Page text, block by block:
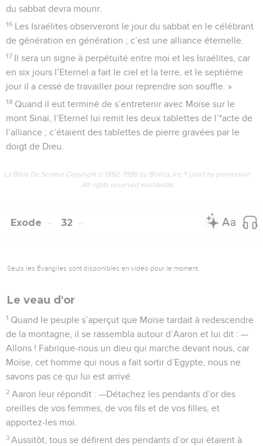
du sabbat devra mourir.
16 Les Israélites observeront le jour du sabbat en le célébrant
de génération en génération ; c’est une alliance éternelle.
17 Il sera un signe à perpétuité entre moi et les Israélites, car
en six jours l’Eternel a fait le ciel et la terre, et le septième
jour il a cessé de travailler pour reprendre son souffle. »
18 Quand il eut terminé de s’entretenir avec Moïse sur le
mont Sinaï, l’Eternel lui remit les deux tablettes de l’*acte de
l’alliance ; c’étaient des tablettes de pierre gravées par le
doigt de Dieu.
La Bible Du Semeur Copyright © 1992, 1999 by Biblica, Inc.® Used by permission.
All rights reserved worldwide.
Exode 32
Seuls les Évangiles sont disponibles en vidéo pour le moment.
Le veau d'or
1 Quand le peuple s’aperçut que Moïse tardait à redescendre
de la montagne, il se rassembla autour d’Aaron et lui dit : —
Allons ! Fabrique-nous un dieu qui marche devant nous, car
Moïse, cet homme qui nous a fait sortir d’Egypte, nous ne
savons pas ce qui lui est arrivé.
2 Aaron leur répondit : —Détachez les pendants d’or des
oreilles de vos femmes, de vos fils et de vos filles, et
apportez-les moi.
3 Aussitôt, tous se défirent des pendants d’or qui étaient à